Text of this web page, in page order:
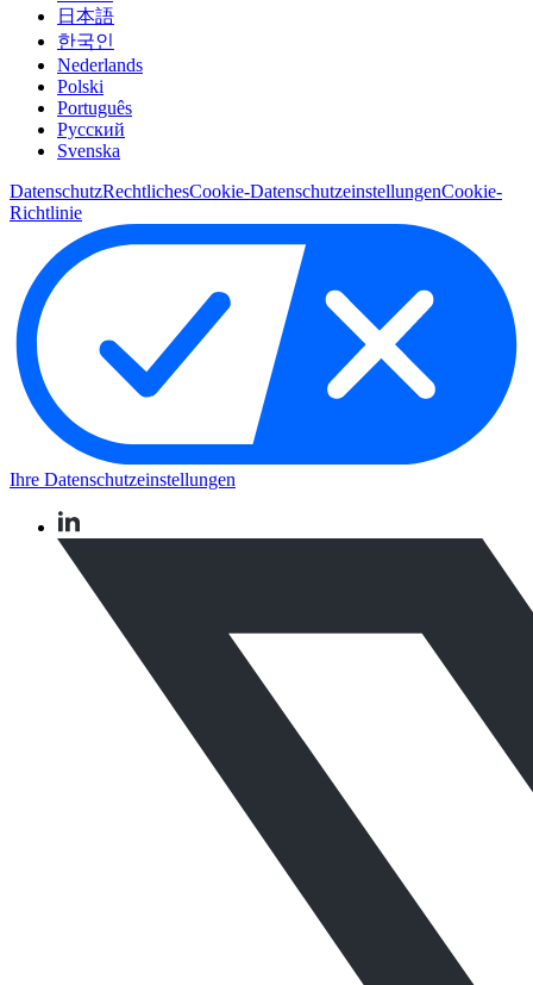
日本語
한국인
Nederlands
Polski
Português
Pусский
Svenska
DatenschutzRechtlichesCookie-DatenschutzeinstellungenCookie-
Richtlinie
Ihre Datenschutzeinstellungen